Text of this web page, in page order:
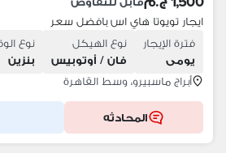
ايجار تويوتا هاي اس بافضل سعر
فترة الإيجار
يومى
نوع الهيكل
فان / أوتوبيس
نوع
بنزين
أبراج ماسبيرو، وسط القاهرة
المحادثه